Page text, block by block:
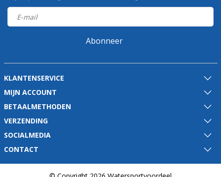
Abonneer
KLANTENSERVICE
MIJN ACCOUNT
BETAALMETHODEN
VERZENDING
SOCIALMEDIA
CONTACT